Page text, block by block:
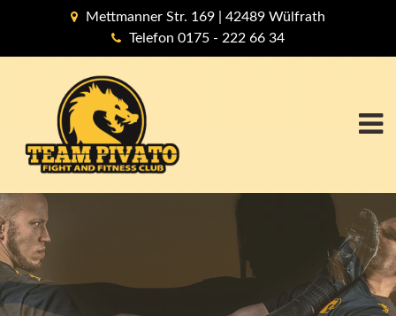
Mettmanner Str. 169 | 42489 Wülfrath
Telefon 0175 - 222 66 34